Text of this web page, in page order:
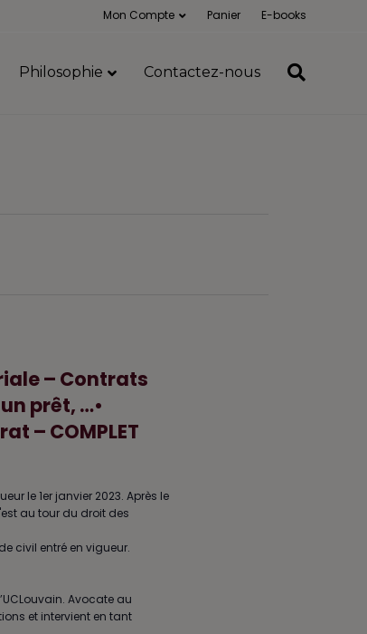
Mon Compte Panier E-books
Philosophie Contactez-nous
– Contrats
prêt, …•
– COMPLET
le 1er janvier 2023. Après le
au tour du droit des
civil entré en vigueur.
Avocate au
et intervient en tant